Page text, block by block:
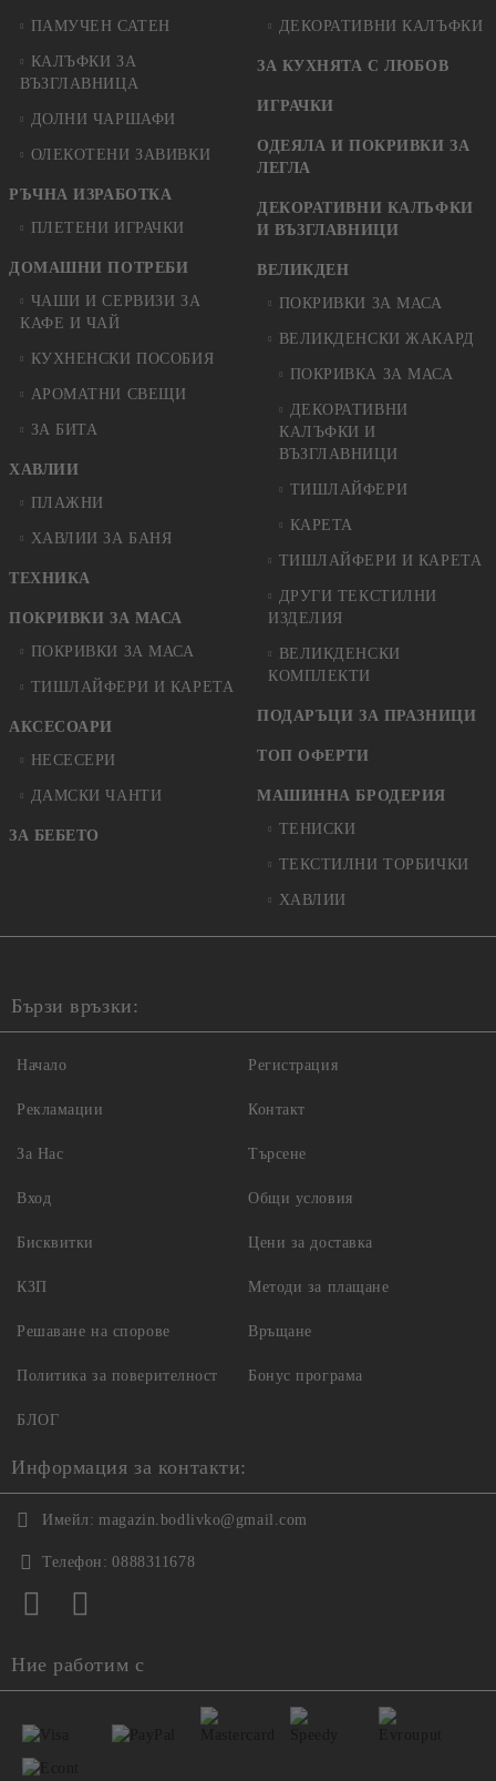
ПАМУЧЕН САТЕН
КАЛЪФКИ ЗА
ВЪЗГЛАВНИЦА
ДОЛНИ ЧАРШАФИ
ОЛЕКОТЕНИ ЗАВИВКИ
РЪЧНА ИЗРАБОТКА
ПЛЕТЕНИ ИГРАЧКИ
ДОМАШНИ ПОТРЕБИ
ЧАШИ И СЕРВИЗИ ЗА
КАФЕ И ЧАЙ
КУХНЕНСКИ ПОСОБИЯ
АРОМАТНИ СВЕЩИ
ЗА БИТА
ХАВЛИИ
ПЛАЖНИ
ХАВЛИИ ЗА БАНЯ
ТЕХНИКА
ПОКРИВКИ ЗА МАСА
ПОКРИВКИ ЗА МАСА
ТИШЛАЙФЕРИ И КАРЕТА
АКСЕСОАРИ
НЕСЕСЕРИ
ДАМСКИ ЧАНТИ
ЗА БЕБЕТО
ДЕКОРАТИВНИ КАЛЪФКИ
ЗА КУХНЯТА С ЛЮБОВ
ИГРАЧКИ
ОДЕЯЛА И ПОКРИВКИ ЗА
ЛЕГЛА
ДЕКОРАТИВНИ КАЛЪФКИ
И ВЪЗГЛАВНИЦИ
ВЕЛИКДЕН
ПОКРИВКИ ЗА МАСА
ВЕЛИКДЕНСКИ ЖАКАРД
ПОКРИВКА ЗА МАСА
ДЕКОРАТИВНИ
КАЛЪФКИ И
ВЪЗГЛАВНИЦИ
ТИШЛАЙФЕРИ
КАРЕТА
ТИШЛАЙФЕРИ И КАРЕТА
ДРУГИ ТЕКСТИЛНИ
ИЗДЕЛИЯ
ВЕЛИКДЕНСКИ
КОМПЛЕКТИ
ПОДАРЪЦИ ЗА ПРАЗНИЦИ
ТОП ОФЕРТИ
МАШИННА БРОДЕРИЯ
ТЕНИСКИ
ТЕКСТИЛНИ ТОРБИЧКИ
ХАВЛИИ
Бързи връзки:
Начало
Рекламации
За Нас
Вход
Регистрация
Контакт
Търсене
Общи условия
Бисквитки
КЗП
Решаване на спорове
Политика за поверителност
Цени за доставка
Методи за плащане
Връщане
Бонус програма
БЛОГ
Информация за контакти:
Имейл: magazin.bodlivko@gmail.com
Телефон: 0888311678
Ние работим с